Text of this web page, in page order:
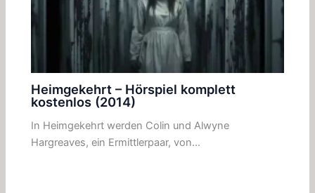
Heimgekehrt – Hörspiel komplett
kostenlos (2014)
In Heimgekehrt werden Colin und Alwyne
Hargreaves, ein Ermittlerpaar, von…